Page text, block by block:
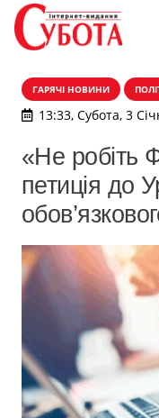
ГАРЯЧІ НОВИНИ
13:33, Субота, 3
«Не робіть
петиція до